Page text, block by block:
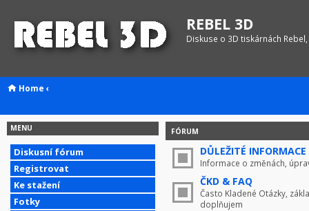
REBEL 3D
Diskuse o 3D tiskárnách
Home ‹
MENU
Diskusní fórum
Registrovat
Ke stažení
Fotky
FÓRUM
DŮLEŽITÉ INFORMACE
Informace o změnách,
ČKD & FAQ
Často Kladené Otázky,
doplňujem